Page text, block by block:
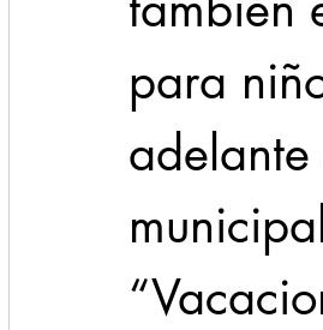
para